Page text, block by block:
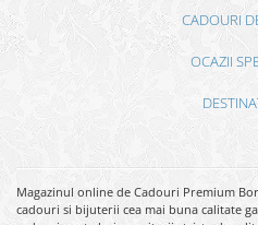
CADOURI
OCAZII
Magazinul online de Cadouri Premium
cadouri si bijuterii cea mai buna calitate